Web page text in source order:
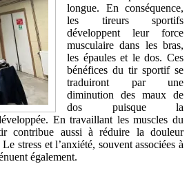
longue. En conséquence,
les tireurs sportifs
développent leur force
musculaire dans les bras,
les épaules et le dos. Ces
bénéfices du tir sportif se
traduiront par une
diminution des maux de
dos puisque la
En travaillant les muscles du
contribue aussi à réduire la douleur
stress et l’anxiété, souvent associées à
également.